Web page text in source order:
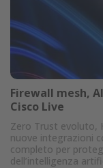
Firewall mesh,
Cisco Live
Zero Trust evoluto,
nuove integrazioni
completo per
dell’intelligenza